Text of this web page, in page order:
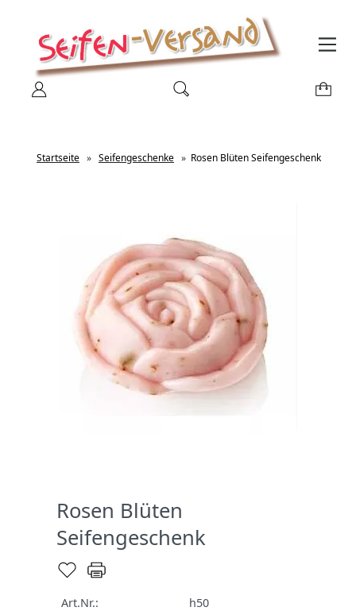
Startseite » Seifengeschenke » Rosen Blüten Seifengeschenk
Rosen Blüten
Seifengeschenk
Art.Nr.:
h50